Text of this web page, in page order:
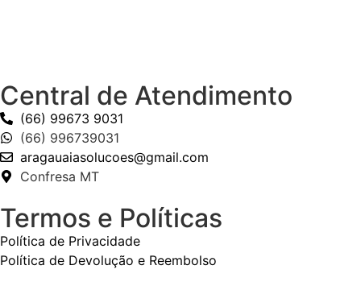
Central de Atendimento
(66) 99673 9031
(66) 996739031
aragauaiasolucoes@gmail.com
Confresa MT
Termos e Políticas
Política de Privacidade
Política de Devolução e Reembolso